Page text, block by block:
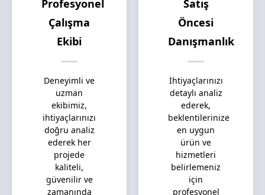
Profesyonel
Çalışma
Ekibi
Deneyimli ve
uzman
ekibimiz,
ihtiyaçlarınızı
doğru analiz
ederek her
projede
kaliteli,
güvenilir ve
zamanında
Satış
Öncesi
Danışmanlık
İhtiyaçlarınızı
detaylı analiz
ederek,
beklentilerinize
en uygun
ürün ve
hizmetleri
belirlemeniz
için
profesyonel